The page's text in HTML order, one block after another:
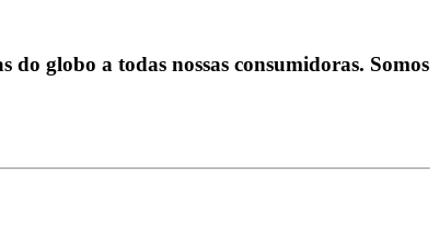
do globo a todas nossas consumidoras. Somos